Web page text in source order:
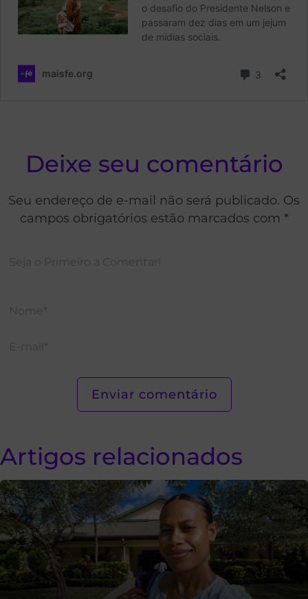
Deixe seu comentário
Seu endereço de e-mail não será publicado. Os
campos obrigatórios estão marcados com *
Artigos relacionados